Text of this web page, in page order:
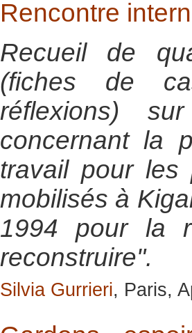
Rencontre
Recueil de
(fiches de
réflexions)
concernant la
travail pour les
mobilisés à
1994 pour la
reconstruire".
Silvia Gurrieri, Paris,